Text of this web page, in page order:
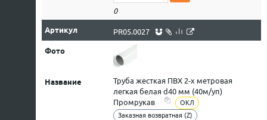
0
PR05.0027
Труба жесткая ПВХ 2-х метровая
легкая белая d40 мм (40м/уп)
Промрукав
ОКЛ
Заказная возвратная (Z)